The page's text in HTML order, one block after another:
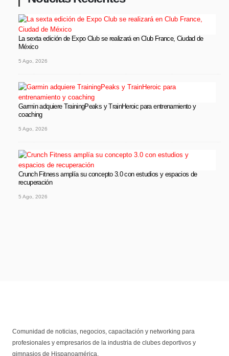
La sexta edición de Expo Club se realizará en Club France, Ciudad de
México
5 Ago, 2026
Garmin adquiere TrainingPeaks y TrainHeroic para entrenamiento y
coaching
5 Ago, 2026
Crunch Fitness amplía su concepto 3.0 con estudios y espacios de
recuperación
5 Ago, 2026
Comunidad de noticias, negocios, capacitación y networking para
profesionales y empresarios de la industria de clubes deportivos y
gimnasios de Hispanoamérica.